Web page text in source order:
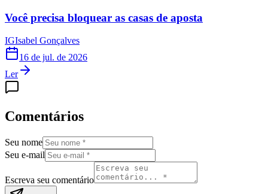
Você precisa bloquear as casas de aposta
IGIsabel Gonçalves
16 de jul. de 2026
Ler
Comentários
Seu nome
Seu e-mail
Escreva seu comentário